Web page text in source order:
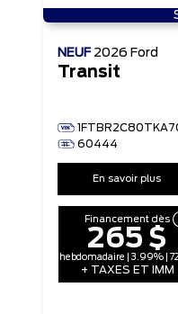
NEUF 2026 Ford
Transit
60444
En savoir plus
Financement dès
265 $
hebdomadaire | 3.99% |
+ TAXES ET IMM